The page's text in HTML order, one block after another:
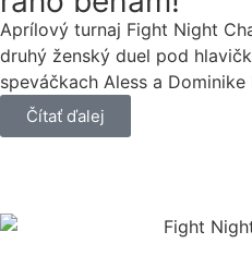
Aprílový turnaj Fight Night
druhý ženský duel pod
speváčkach Aless a Dominike
Čítať ďalej